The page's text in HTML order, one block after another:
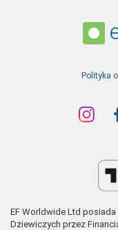
Polityka
EF Worldwide Ltd
Dziewiczych przez